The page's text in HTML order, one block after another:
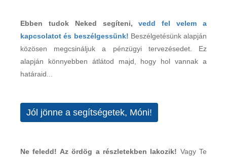
Ebben tudok Neked segíteni,vedd fel velem a
kapcsolatot és beszélgessünk! Beszélgetésünk alapján
közösen megcsináljuk a pénzügyi tervezésedet. Ez
alapján könnyebben átlátod majd, hogy hol vannak a
határaid...
Jól jönne a segítségetek, Móni!
Ne feledd! Az ördög a részletekben lakozik! Vagy Te